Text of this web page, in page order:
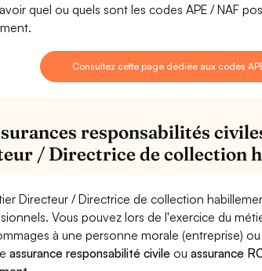
quel ou quels sont les codes APE / NAF
Consultez cette page dédiée aux codes
responsabilités
/ Directrice de collection
Directeur / Directrice de collection
Vous pouvez lors de l'exercice du
à une personne morale (entreprise)
assurance responsabilité civile ouassurance